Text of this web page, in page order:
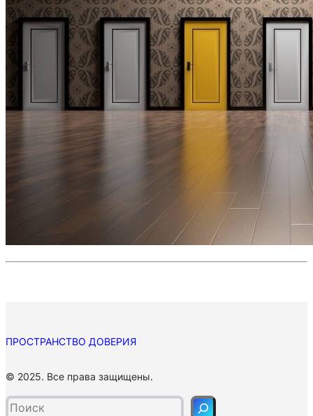
ПРОСТРАНСТВО ДОВЕРИЯ
© 2025. Все права защищены.
о
и